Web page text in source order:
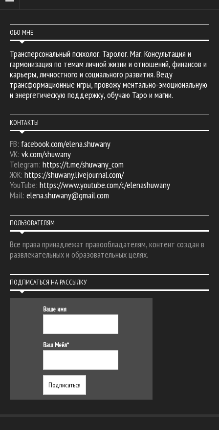
ОБО МНЕ
Трансперсональный психолог. Таролог. Маг. Консультация и
гармонизация по темам личной жизни и отношений, финансов и
карьеры, личностного и социального развития. Веду
трансформационные игры, провожу ментально-эмоциональную
и энергетическую поддержку, обучаю Таро и магии.
КОНТАКТЫ
FB: facebook.com/elena.shuwany
VK: vk.com/shuwany
Telegram: https://t.me/shuwany_com
ЖЖ: https://shuwany.livejournal.com/
YouTube: https://www.youtube.com/c/elenashuwany
Mail: elena.shuwany@gmail.com
ПОЛЬЗОВАТЕЛЯМ
Все права принадлежат правообладателям, контент создан в
развлекательных и образовательных целях.
ПОДПИСАТЬСЯ НА РАССЫЛКУ
Ваше имя
Ваш Мейл*